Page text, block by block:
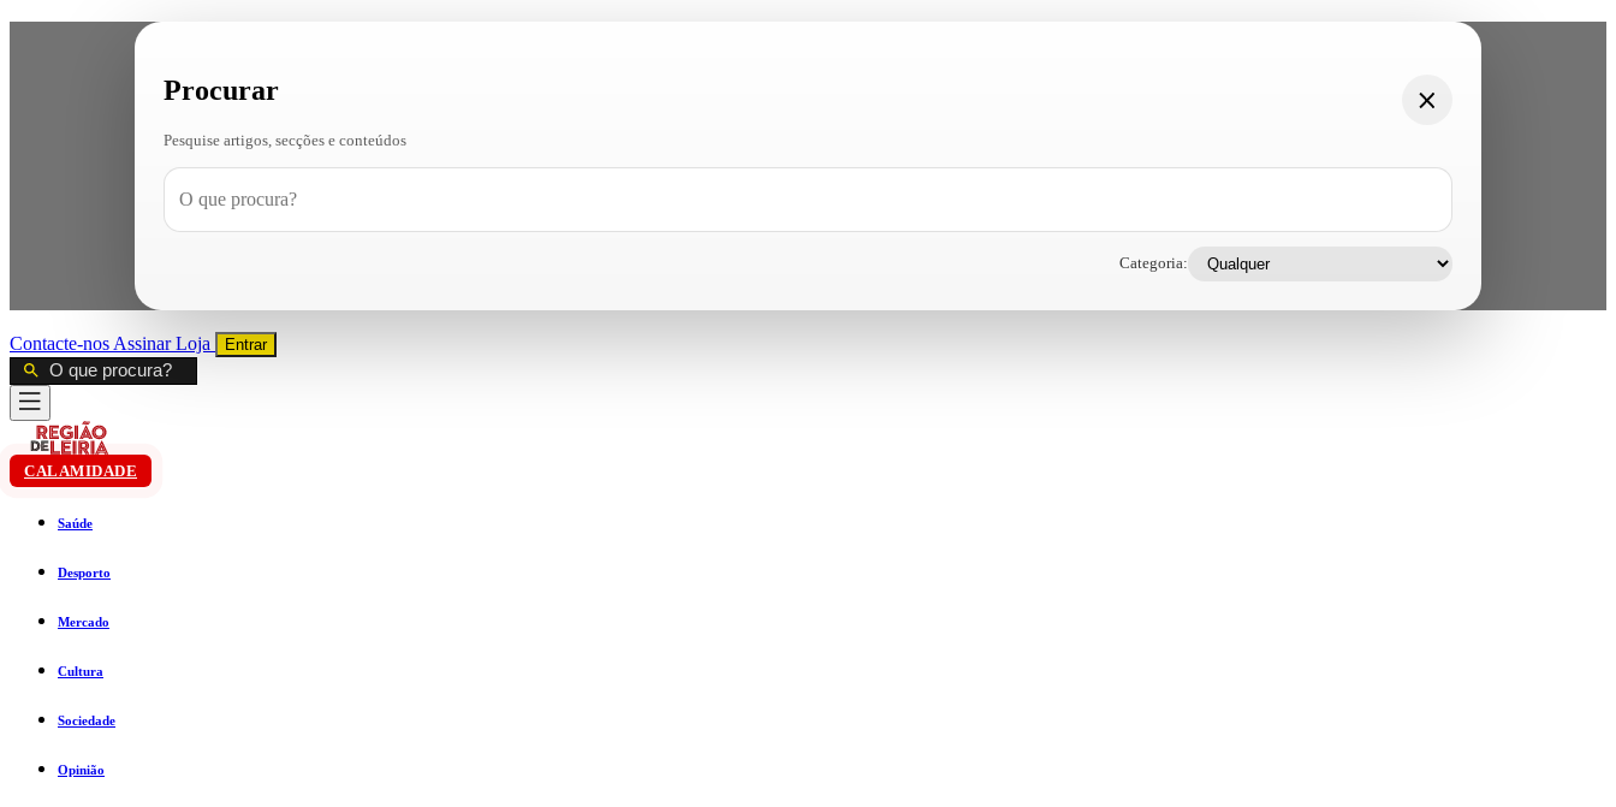
Procurar
Pesquise artigos, secções e conteúdos
Categoria:
Contacte-nos AssinarLoja Entrar
CALAMIDADE
Saúde
Desporto
Mercado
Cultura
Sociedade
Opinião